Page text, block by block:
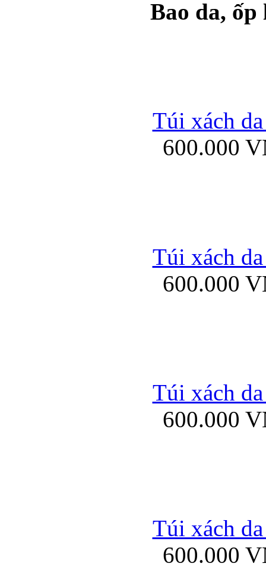
Ốp lưng silicon
Ốp lưng Samsung
Ốp lưng
Bao da,
Túi xách
600.000
Túi xách
600.000
Túi xách
600.000
Túi xách
600.000